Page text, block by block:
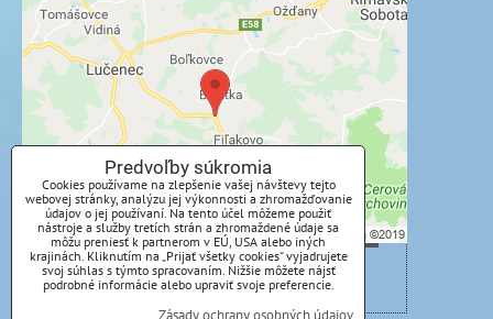
Externý obsah je blokovaný Voľbami
súkromia
Prajete si načítať externý obsah?
Povoliť tentokrát
Povoliť a zapamätať - súhlas s druhom cookie:
Funkčné
Otvoriť obsah v novom okne
Predvoľby súkromia
Cookies používame na zlepšenie vašej návštevy tejto
webovej stránky, analýzu jej výkonnosti a zhromažďovanie
údajov o jej používaní. Na tento účel môžeme použiť
nástroje a služby tretích strán a zhromaždené údaje sa
môžu preniesť k partnerom v EÚ, USA alebo iných
krajinách. Kliknutím na „Prijať všetky cookies“ vyjadrujete
svoj súhlas s týmto spracovaním. Nižšie môžete nájsť
podrobné informácie alebo upraviť svoje preferencie.
Zásady ochrany osobných údajov